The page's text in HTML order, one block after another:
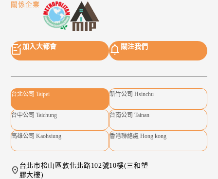
關係企業
加入大都會 關注我們
台北公司 Taipei 新竹公司 Hsinchu
台中公司 Taichung 台南公司 Tainan
高雄公司 Kaohsiung 香港聯絡處 Hong kong
台北市松山區敦化北路102號10樓(三和塑
膠大樓)